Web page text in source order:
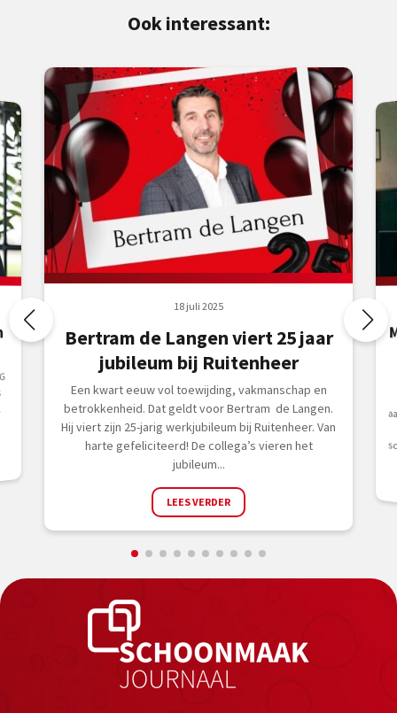
Ook interessant:
18 juli 2025
Bertram de Langen viert 25 jaar
jubileum bij Ruitenheer
Een kwart eeuw vol toewijding, vakmanschap en
betrokkenheid. Dat geldt voor Bertram de Langen.
Hij viert zijn 25-jarig werkjubileum bij Ruitenheer. Van
harte gefeliciteerd! De collega’s vieren het
jubileum...
LEES VERDER